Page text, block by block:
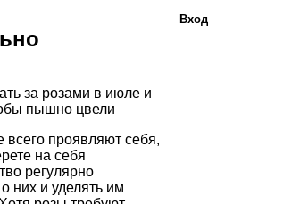
за розами в июле и
пышно цвели
всего проявляют себя,
на себя
регулярно
них и уделять им
Вход